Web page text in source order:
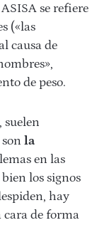
se refiere
(«las
causa de
de peso.
suelen
la
en las
los signos
hay
cara de forma